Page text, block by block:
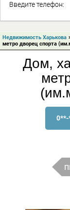
Введите телефон:
Недвижимость Харькова
метро дворец спорта
Дом,
0**-